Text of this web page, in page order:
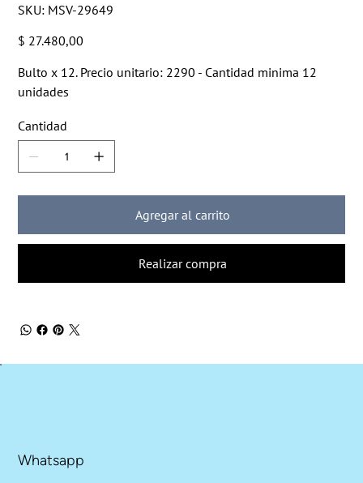
SKU: SKU
MSV-
MSV-29649
Precio
$ 27.480,00
Bulto x 12. Precio unitario: 2290 - Cantidad minima 12
unidades
Cantidad
Agregar al carrito
Realizar compra
Whatsapp